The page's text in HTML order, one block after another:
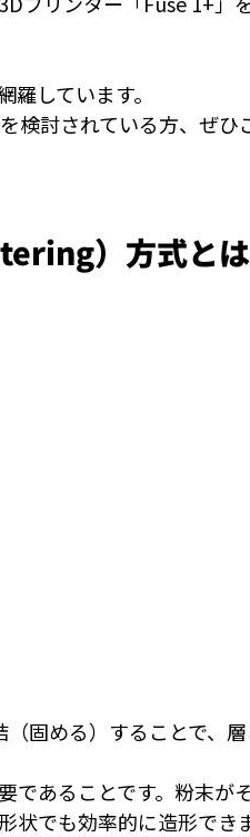
しています。
検討されている方、ぜひ
）方式と
固める）することで、
であることです。粉末が
でも効率的に造形できま